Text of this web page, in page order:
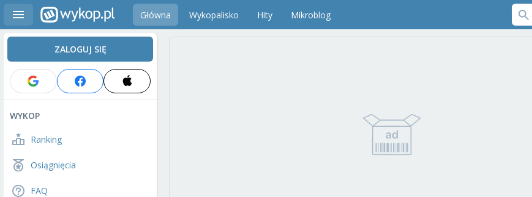
Główna Wykopalisko Hity Mikroblog
ZALOGUJ SIĘ
WYKOP
Ranking
Osiągnięcia
FAQ